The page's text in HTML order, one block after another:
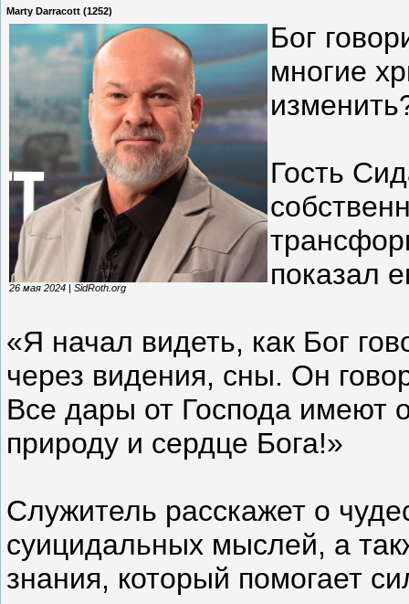
Marty Darracott (1252)
26 мая 2024 | SidRoth.org
Бог
многие
Гость
показал
«Я начал видеть, как Бог
через видения, сны. Он
Все дары от Господа имеют
природу и сердце Бога!»
Служитель расскажет о
суицидальных мыслей, а
знания, который помогает